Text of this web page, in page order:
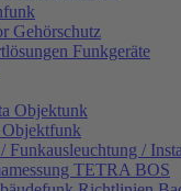
Gehörschutz
Funkgeräte
Objektunk
Objektfunk
Funkausleuchtung /
TETRA BOS